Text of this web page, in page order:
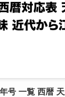
号 一覧 西暦